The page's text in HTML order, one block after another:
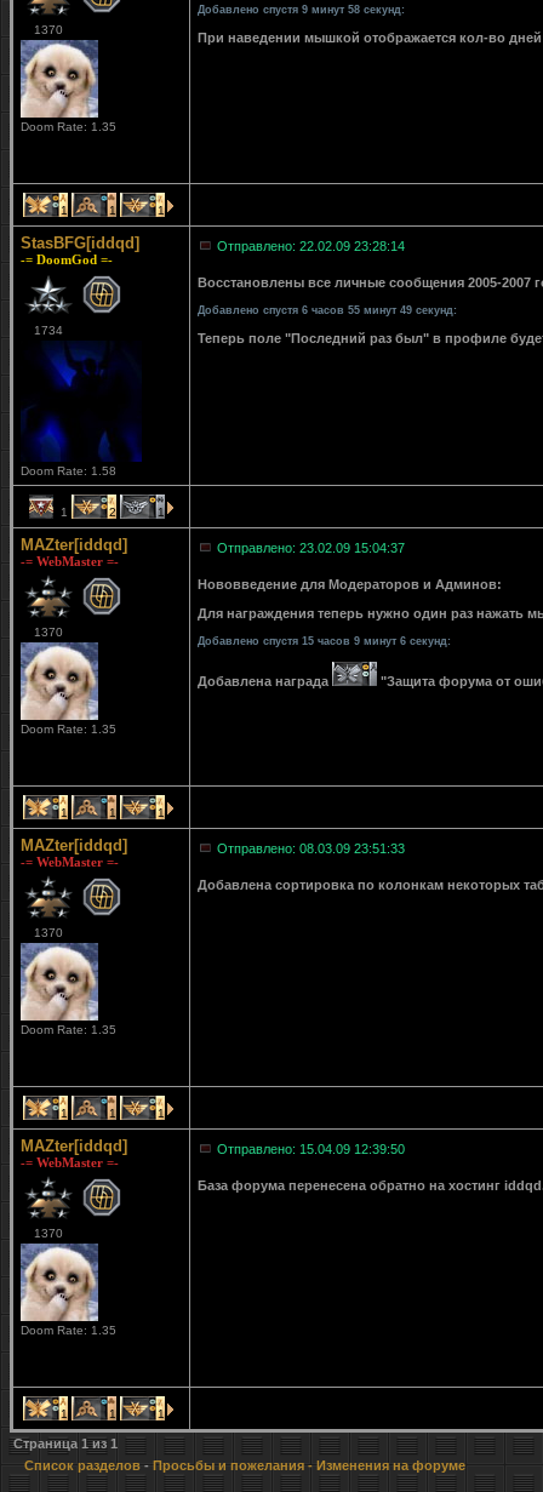
1370
Doom Rate: 1.35
Добавлено спустя 9 минут 58 секунд:
При наведении мышкой отображается кол-во
1 1 1
StasBFG[iddqd]
-= DoomGod =-
1734
Doom Rate: 1.58
Отправлено: 22.02.09 23:28:14
Восстановлены все личные сообщения 2005-2007
Добавлено спустя 6 часов 55 минут 49 секунд:
Теперь поле "Последний раз был" в профиле
1 2 1
MAZter[iddqd]
-= WebMaster =-
1370
Doom Rate: 1.35
Отправлено: 23.02.09 15:04:37
Нововведение для Модераторов и Админов:
Для награждения теперь нужно один раз нажать
Добавлено спустя 15 часов 9 минут 6 секунд:
Добавлена награда "Защита форума от
1 1 1
MAZter[iddqd]
-= WebMaster =-
1370
Doom Rate: 1.35
Отправлено: 08.03.09 23:51:33
Добавлена сортировка по колонкам некоторых
1 1 1
MAZter[iddqd]
-= WebMaster =-
1370
Doom Rate: 1.35
Отправлено: 15.04.09 12:39:50
База форума перенесена обратно на хостинг
1 1 1
Страница 1из 1
Список разделов - Просьбы и пожелания - Изменения на форуме